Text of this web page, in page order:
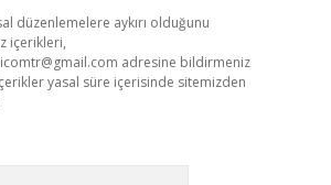
düzenlemelere aykırı olduğunu
içerikleri,
adresine bildirmeniz
yasal süre içerisinde sitemizden